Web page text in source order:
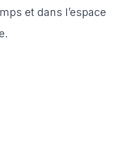
et dans l’espace